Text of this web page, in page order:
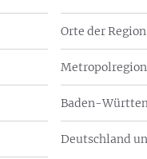
Orte der Region
Metropolregion
Baden-
Deutschland